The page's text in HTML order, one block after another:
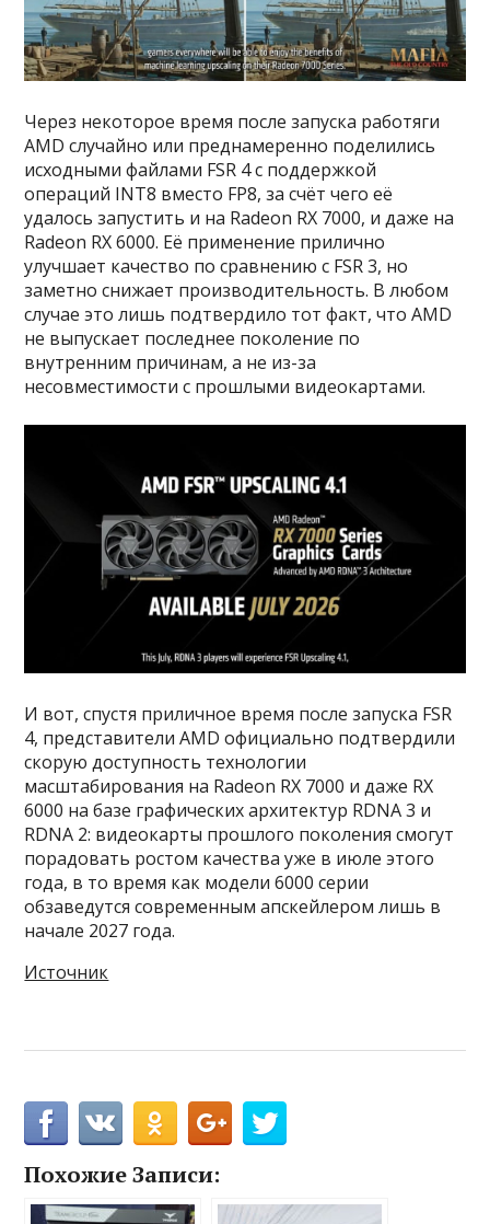
Через некоторое время после запуска работяги
AMD случайно или преднамеренно поделились
исходными файлами FSR 4 с поддержкой
операций INT8 вместо FP8, за счёт чего её
удалось запустить и на Radeon RX 7000, и даже на
Radeon RX 6000. Её применение прилично
улучшает качество по сравнению с FSR 3, но
заметно снижает производительность. В любом
случае это лишь подтвердило тот факт, что AMD
не выпускает последнее поколение по
внутренним причинам, а не из-за
несовместимости с прошлыми видеокартами.
И вот, спустя приличное время после запуска FSR
4, представители AMD официально подтвердили
скорую доступность технологии
масштабирования на Radeon RX 7000 и даже RX
6000 на базе графических архитектур RDNA 3 и
RDNA 2: видеокарты прошлого поколения смогут
порадовать ростом качества уже в июле этого
года, в то время как модели 6000 серии
обзаведутся современным апскейлером лишь в
начале 2027 года.
Источник
Похожие Записи: